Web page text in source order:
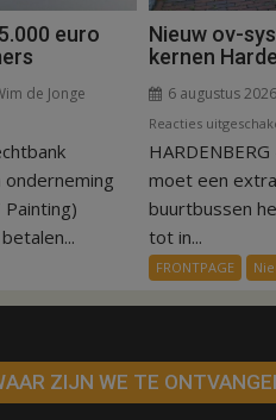
euro
de Jonge
Painting)
Nieuw ov-
kernen
6 augustus 2026
Reacties
moet een
buurtbussen
tot in...
FRONTPAGE
ZIJN WE TE